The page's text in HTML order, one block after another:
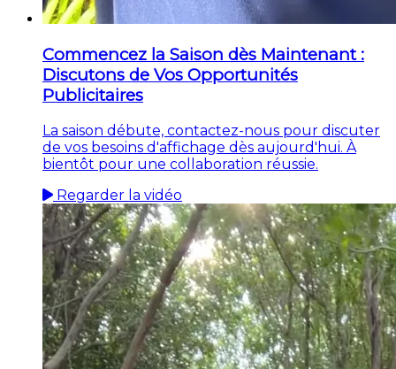
Commencez la Saison dès Maintenant :
Discutons de Vos Opportunités
Publicitaires
La saison débute, contactez-nous pour discuter
de vos besoins d'affichage dès aujourd'hui. À
bientôt pour une collaboration réussie.
Regarder la vidéo